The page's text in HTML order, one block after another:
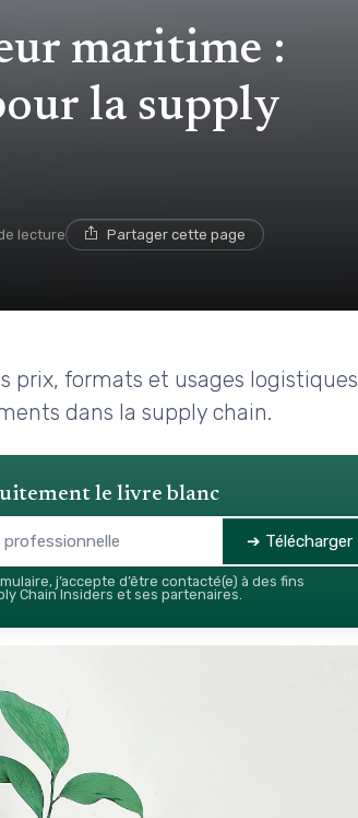
maritime :
la supply
lecture Partager cette page
prix, formats et usages logistiques
dans la supply chain.
le livre blanc
➔ Télécharger
j’accepte d’être contacté(e) à des fins
Chain Insiders et ses partenaires.